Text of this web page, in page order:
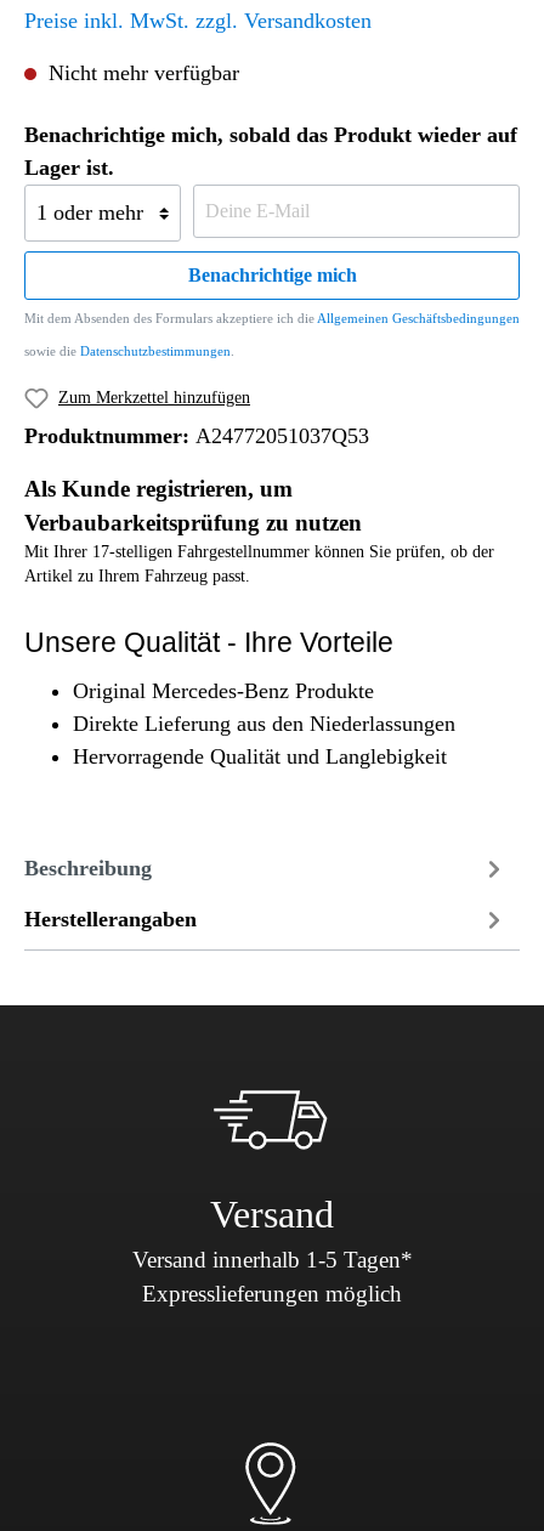
Preise inkl. MwSt. zzgl. Versandkosten
Nicht mehr verfügbar
Benachrichtige mich, sobald das Produkt wieder auf
Lager ist.
Benachrichtige mich
Mit dem Absenden des Formulars akzeptiere ich die Allgemeinen Geschäftsbedingungen
sowie die Datenschutzbestimmungen
Zum Merkzettel hinzufügen
Produktnummer: A24772051037Q53
Als Kunde registrieren, um
Verbaubarkeitsprüfung zu nutzen
Mit Ihrer 17-stelligen Fahrgestellnummer können Sie prüfen, ob der
Artikel zu Ihrem Fahrzeug passt.
Unsere Qualität - Ihre Vorteile
Original Mercedes-Benz Produkte
Direkte Lieferung aus den Niederlassungen
Hervorragende Qualität und Langlebigkeit
Beschreibung
Herstellerangaben
Versand
Versand innerhalb 1-5 Tagen*
Expresslieferungen möglich